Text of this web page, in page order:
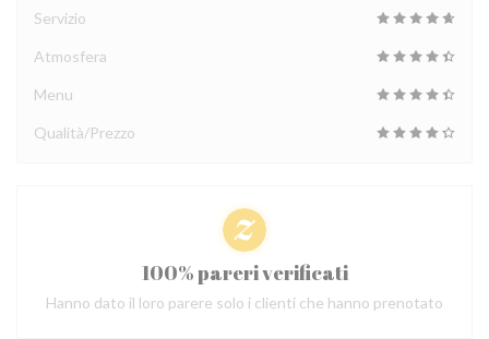
Servizio
Atmosfera
Menu
Qualità/Prezzo
100% pareri verificati
Hanno dato il loro parere solo i clienti che hanno prenotato